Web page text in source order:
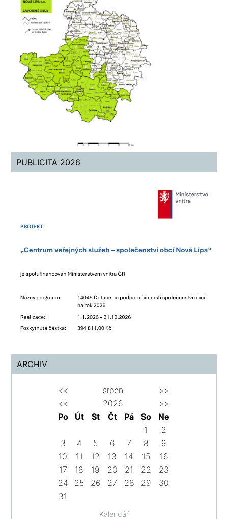
PUBLICITA 2026
ARCHIV
Kalendář
<< srpen
>>
<<
2026
>>
Po
Út St Čt Pá So
Ne
1
2
3
4 5 6 7 8
9
10
11 12 13 14 15
16
17
18 19 20 21 22
23
24
25 26 27 28 29
30
31